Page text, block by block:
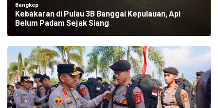
Bangkep
Kebakaran di Pulau 3B Banggai Kepulauan, Api
Belum Padam Sejak Siang